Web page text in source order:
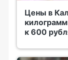
Цены в
к 600